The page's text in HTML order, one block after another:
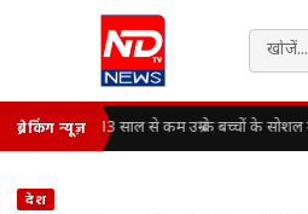
ब्रेकिंग न्यूज़ 13 साल से कम उम्र के बच्चों के
देश